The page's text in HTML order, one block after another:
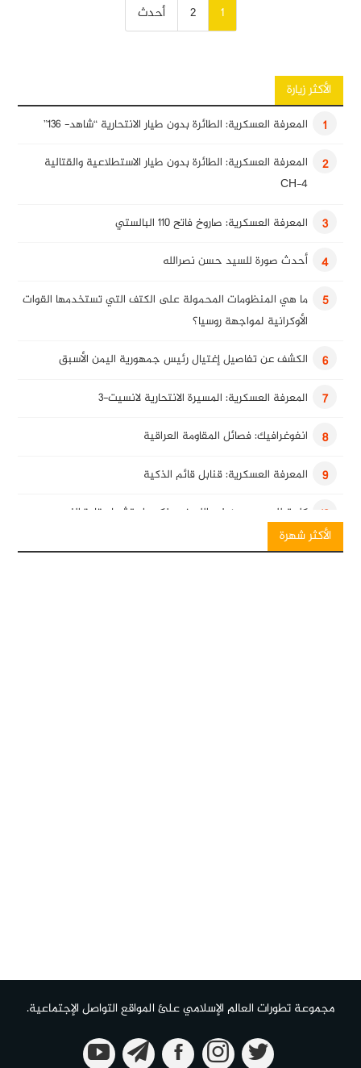
1
2 أحدث
الأكثر زيارة
1
المعرفة العسكرية: الطائرة بدون طيار الانتحارية “شاهد- 136”
2
المعرفة العسكرية: الطائرة بدون طيار الاستطلاعية والقتالية
CH-4
3 المعرفة العسكرية: صاروخ فاتح 110 البالستي
4 أحدث صورة للسيد حسن نصرالله
5
ما هي المنظومات المحمولة على الكتف التي تستخدمها القوات
الأوكرانية لمواجهة روسيا؟
6 الكشف عن تفاصيل إغتيال رئيس جمهورية اليمن الأسبق
7 المعرفة العسكرية: المسيرة الانتحارية لانسيت-3
8 انفوغرافيك: فصائل المقاومة العراقية
9 المعرفة العسكرية: قنابل قائم الذكية
10 كلمة للسيد حسن نصرالله في ذكرى استشهاد قادة النصر
الأكثر شهرة
مجموعة تطورات العالم الإسلامي علئ المواقع التواصل الإجتماعية.